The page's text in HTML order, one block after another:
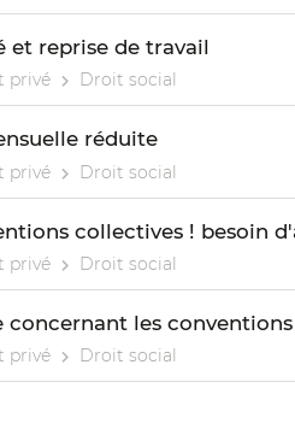
et reprise de travail
privé Droit social
réduite
privé Droit social
collectives ! besoin
privé Droit social
concernant les
privé Droit social